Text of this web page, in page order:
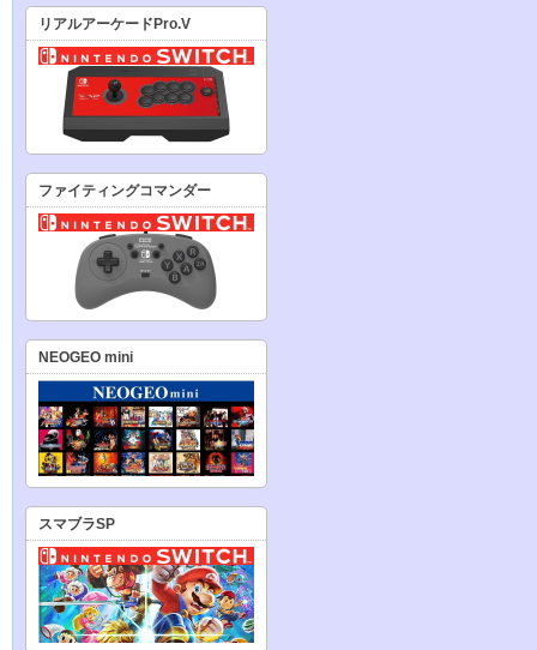
リアルアーケードPro.V
ファイティングコマンダー
NEOGEO mini
スマブラSP